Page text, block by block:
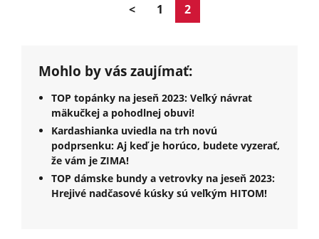
< 1 2
Mohlo by vás zaujímať:
TOP topánky na jeseň 2023: Veľký návrat
mäkučkej a pohodlnej obuvi!
Kardashianka uviedla na trh novú
podprsenku: Aj keď je horúco, budete vyzerať,
že vám je ZIMA!
TOP dámske bundy a vetrovky na jeseň 2023:
Hrejivé nadčasové kúsky sú veľkým HITOM!